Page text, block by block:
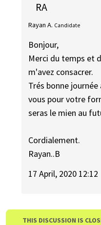
RA
Rayan A. Candidate
Bonjour,
Merci du temps et
m'avez consacrer.
Trés bonne
vous pour votre
seras le mien au
Cordialement.
Rayan..B
17 April, 2020 12:12
THIS DISCUSSION IS